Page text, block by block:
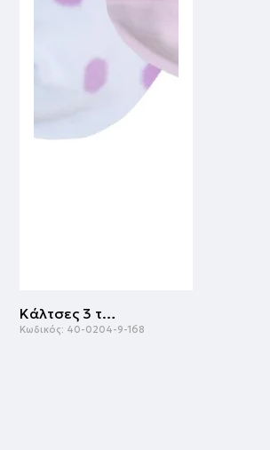
Κάλτσες 3 τμχ | ΠΟΥΑ
Κωδικός: 40-0204-9-168